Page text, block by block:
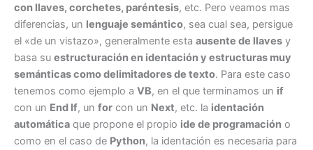
con llaves, corchetes, paréntesis, etc. Pero veamos mas
diferencias, un lenguaje semántico, sea cual sea, persigue
el «de un vistazo», generalmente esta ausente de llaves y
basa su estructuración en identación y estructuras muy
semánticas como delimitadores de texto. Para este caso
tenemos como ejemplo a VB, en el que terminamos un if
con un End If, un for con un Next, etc. la identación
automática que propone el propio ide de programación o
como en el caso de Python, la identación es necesaria para